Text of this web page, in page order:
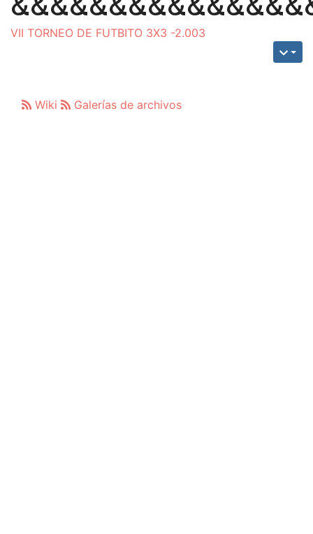
VII TORNEO DE FUTBITO 3X3 -2.003
Wiki Galerías de archivos